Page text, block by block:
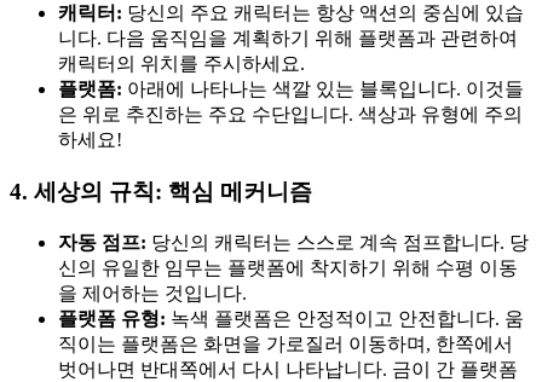
캐릭터: 당신의 주요 캐릭터는 항상 액션의 중심에 있습
니다. 다음 움직임을 계획하기 위해 플랫폼과 관련하여
캐릭터의 위치를 주시하세요.
플랫폼: 아래에 나타나는 색깔 있는 블록입니다. 이것들
은 위로 추진하는 주요 수단입니다. 색상과 유형에 주의
하세요!
4. 세상의 규칙: 핵심 메커니즘
자동 점프: 당신의 캐릭터는 스스로 계속 점프합니다. 당
신의 유일한 임무는 플랫폼에 착지하기 위해 수평 이동
을 제어하는 것입니다.
플랫폼 유형: 녹색 플랫폼은 안정적이고 안전합니다. 움
직이는 플랫폼은 화면을 가로질러 이동하며, 한쪽에서
벗어나면 반대쪽에서 다시 나타납니다. 금이 간 플랫폼